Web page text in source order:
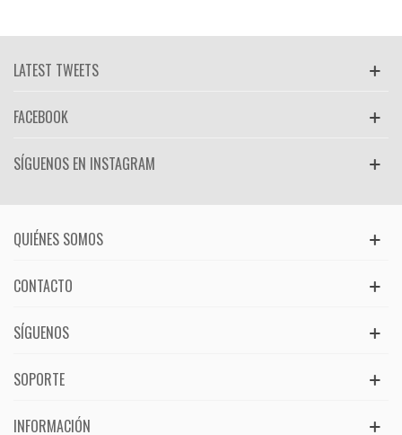
LATEST TWEETS
FACEBOOK
SÍGUENOS EN INSTAGRAM
QUIÉNES SOMOS
CONTACTO
SÍGUENOS
SOPORTE
INFORMACIÓN